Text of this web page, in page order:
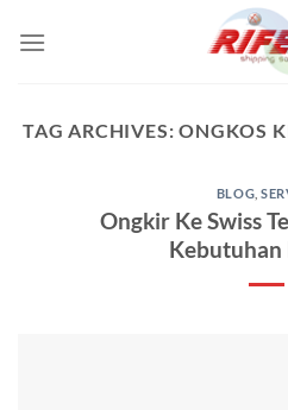
TAG ARCHIVES:ONGKOS
BLOG ,
Ongkir Ke Swiss
Kebutuhan